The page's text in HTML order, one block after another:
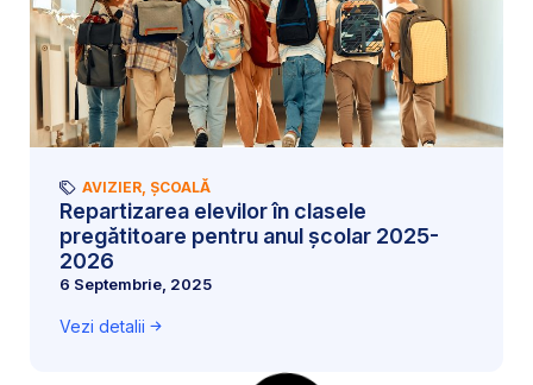
AVIZIER, ȘCOALĂ
Repartizarea elevilor în clasele
pregătitoare pentru anul școlar 2025-
2026
6 Septembrie, 2025
Vezi detalii